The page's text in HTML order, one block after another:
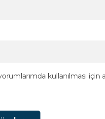
kullanılması